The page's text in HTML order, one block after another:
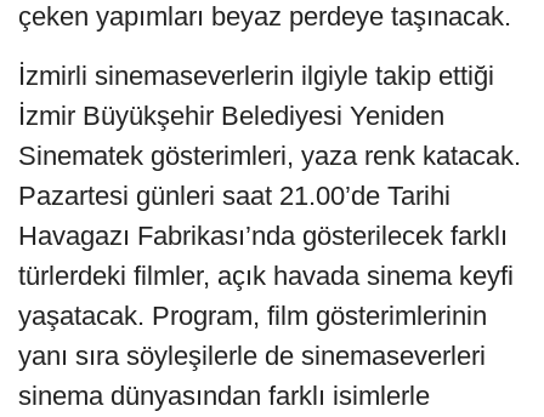
çeken yapımları beyaz perdeye taşınacak.
İzmirli sinemaseverlerin ilgiyle takip ettiği
İzmir Büyükşehir Belediyesi Yeniden
Sinematek gösterimleri, yaza renk katacak.
Pazartesi günleri saat 21.00’de Tarihi
Havagazı Fabrikası’nda gösterilecek farklı
türlerdeki filmler, açık havada sinema keyfi
yaşatacak. Program, film gösterimlerinin
yanı sıra söyleşilerle de sinemaseverleri
sinema dünyasından farklı isimlerle